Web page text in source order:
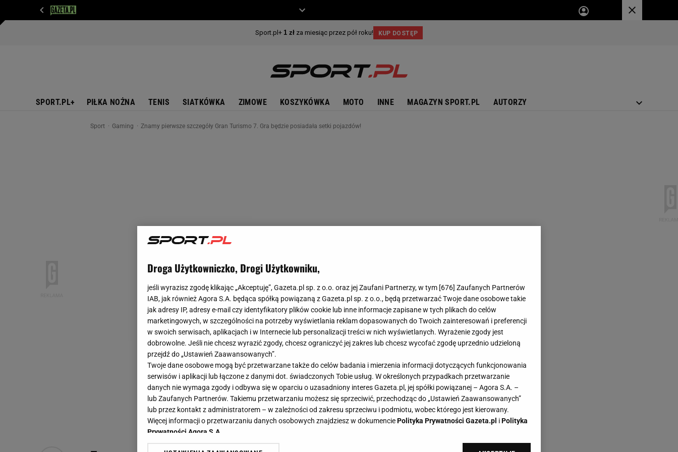
SPORT.PL+ PIŁKA NOŻNA TENIS SIATKÓWKA ZIMOWE KOSZYKÓWKA MOTO INNE MAGAZYN SPORT.PL AUTORZY
Sport Gaming Znamy pierwsze szczegóły Gran Turismo 7. Gra będzie posiadała setki pojazdów!
Droga Użytkowniczko, Drogi Użytkowniku,
jeśli wyrazisz zgodę klikając „Akceptuję”, Gazeta.pl sp. z o.o. oraz jej Zaufani Partnerzy, w tym [676] Zaufanych Partnerów
IAB, jak również Agora S.A. będąca spółką powiązaną z Gazeta.pl sp. z o.o., będą przetwarzać Twoje dane osobowe takie
jak adresy IP, adresy e-mail czy identyfikatory plików cookie lub inne informacje zapisane w tych plikach do celów
marketingowych, w szczególności na potrzeby wyświetlania reklam dopasowanych do Twoich zainteresowań i preferencji
w swoich serwisach, aplikacjach i w Internecie lub personalizacji treści w nich wyświetlanych. Wyrażenie zgody jest
dobrowolne. Jeśli nie chcesz wyrazić zgody, chcesz ograniczyć jej zakres lub chcesz wycofać zgodę uprzednio udzieloną
przejdź do „Ustawień Zaawansowanych”.
Twoje dane osobowe mogą być przetwarzane także do celów badania i mierzenia informacji dotyczących funkcjonowania
serwisów i aplikacji lub łączone z danymi dot. świadczonych Tobie usług. W określonych przypadkach przetwarzanie
danych nie wymaga zgody i odbywa się w oparciu o uzasadniony interes Gazeta.pl, jej spółki powiązanej – Agora S.A. –
lub Zaufanych Partnerów. Takiemu przetwarzaniu możesz się sprzeciwić, przechodząc do „Ustawień Zaawansowanych”
lub przez kontakt z administratorem – w zależności od zakresu sprzeciwu i podmiotu, wobec którego jest kierowany.
Więcej informacji o przetwarzaniu danych osobowych znajdziesz w dokumenciePolityka Prywatności Gazeta.pl iPolityka
Prywatności Agora S.A.